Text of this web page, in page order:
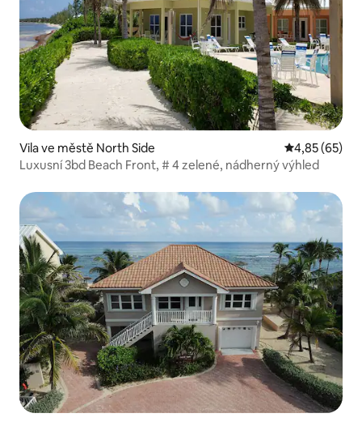
Vila ve městě North Side Průměrné
4,85 (65)
Luxusní 3bd Beach Front, # 4 zelené, nádherný výhled